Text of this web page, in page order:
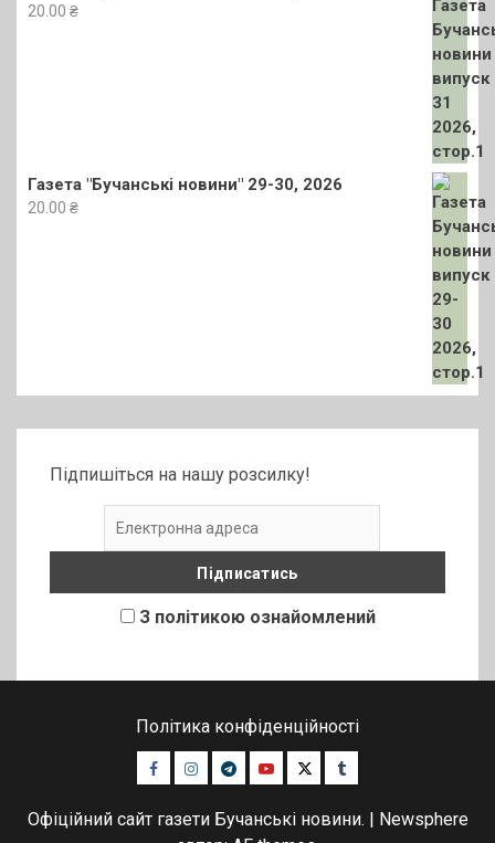
20.00 ₴
Газета "Бучанські новини" 29-30, 2026
20.00 ₴
Підпишіться на нашу розсилку!
З політикою ознайомлений
Політика конфіденційності
Facebook
Instagram
TelegramYoutubeTwitterTumblr
Офіційний сайт газети Бучанські новини. | Newsphere